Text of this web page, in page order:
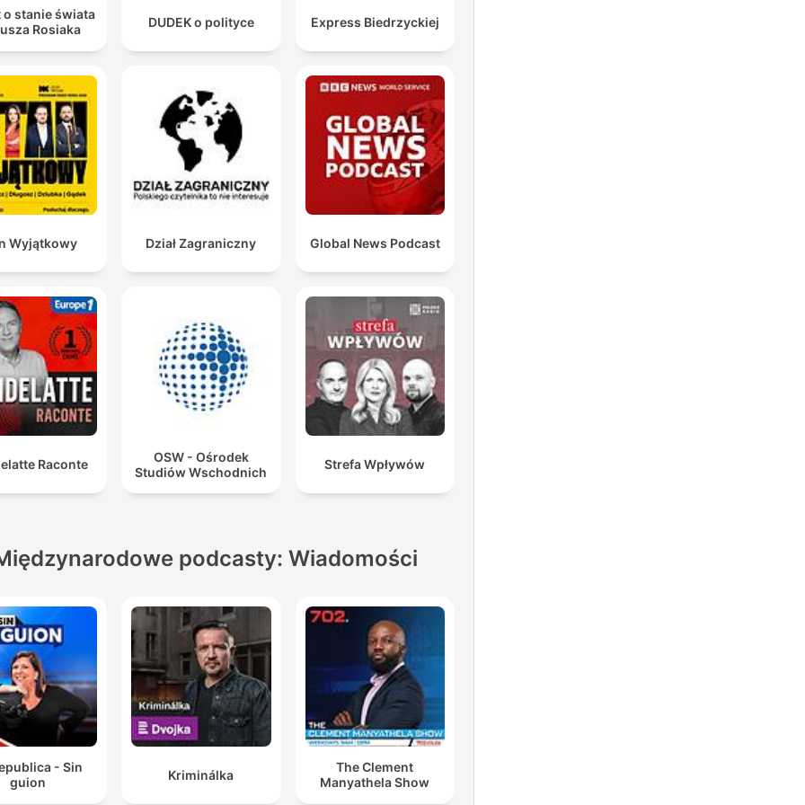
pozwólcie na krzywdę.
00:45:34 · Podsumowujący apel prowadzącej do słuchaczy o
o stanie świata
Rosiaka
DUDEK o polityce Express Biedrzyckiej
Wyjątkowy Dział Zagraniczny Global News Podcast
Raconte
OSW - Ośrodek
Studiów Wschodnich
Strefa Wpływów
podcasty: Wiadomości
- Sin
guion
Kriminálka
The Clement
Manyathela Show